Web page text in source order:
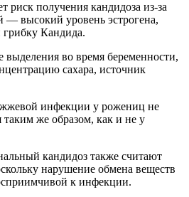
риск получения кандидоза из-за
— высокий уровень эстрогена,
грибку Кандида.
во время беременности,
сахара, источник
инфекции у рожениц не
таким же образом, как и не у
кандидоз также считают
нарушение обмена веществ
к инфекции.